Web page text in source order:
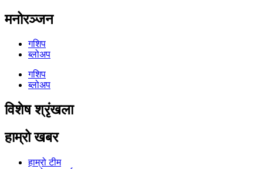
मनोरञ्जन
गशिप
ब्लोअप
गशिप
ब्लोअप
विशेष श्रृंखला
हाम्रो खबर
हाम्रो टीम